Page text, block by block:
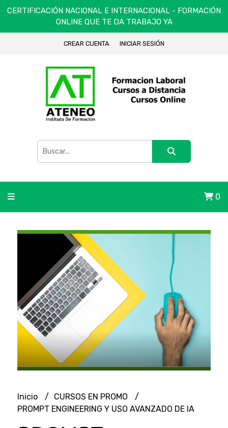
CERTIFICACIÓN NACIONAL E INTERNACIONAL - FORMACIÓN
ONLINE QUE TE DA TRABAJO YA
CREAR CUENTA INICIAR SESIÓN
0
Inicio
CURSOS EN PROMO
PROMPT ENGINEERING Y USO AVANZADO DE IA